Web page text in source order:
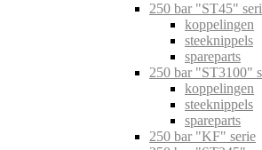
250 bar "ST45"
koppelingen
steeknippels
spareparts
250 bar "ST3100"
koppelingen
steeknippels
spareparts
250 bar "KF" serie